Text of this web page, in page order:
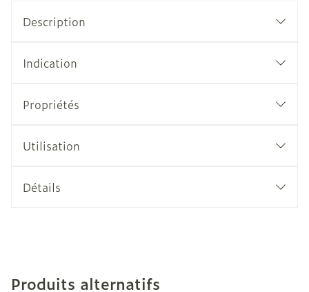
Description
Indication
Propriétés
Utilisation
Détails
Produits alternatifs